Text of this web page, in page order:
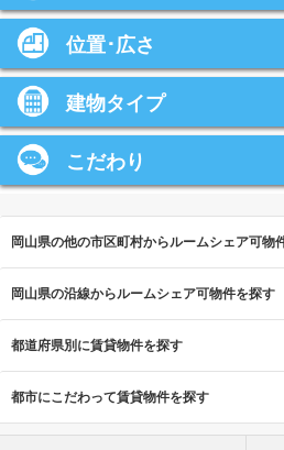
位置･広さ
建物タイプ
こだわり
岡山県の他の市区町村からルームシェア可物
岡山県の沿線からルームシェア可物件を探す
都道府県別に賃貸物件を探す
都市にこだわって賃貸物件を探す